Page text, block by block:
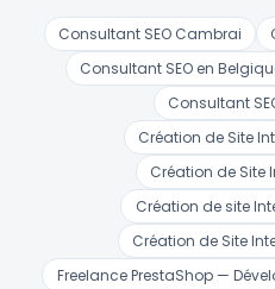
Consultant SEO Cambrai
Consultant SEO en
Consultant
Création de Site
Création de Site
Création de site
Création de Site
Freelance PrestaShop —